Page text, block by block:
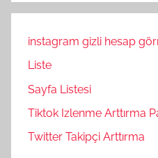
instagram gizli hesap
Liste
Sayfa Listesi
Tiktok Izlenme Arttırma
Twitter Takipçi Arttırma